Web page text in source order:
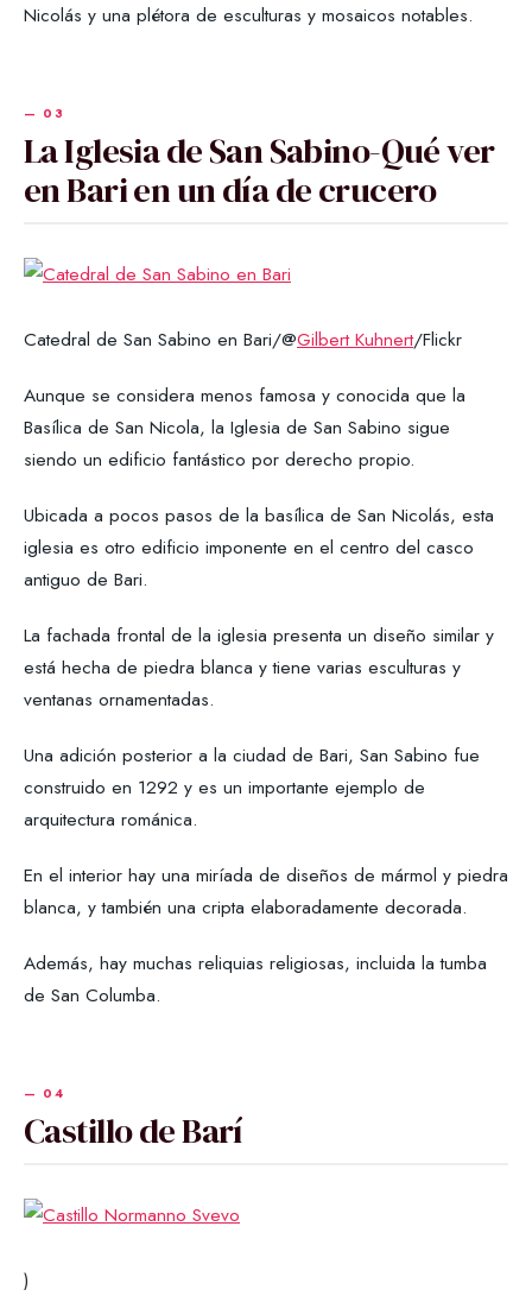
Nicolás y una plétora de esculturas y mosaicos notables.
La Iglesia de San Sabino-Qué ver
en Bari en un día de crucero
Catedral de San Sabino en Bari/@Gilbert Kuhnert/Flickr
Aunque se considera menos famosa y conocida que la
Basílica de San Nicola, la Iglesia de San Sabino sigue
siendo un edificio fantástico por derecho propio.
Ubicada a pocos pasos de la basílica de San Nicolás, esta
iglesia es otro edificio imponente en el centro del casco
antiguo de Bari.
La fachada frontal de la iglesia presenta un diseño similar y
está hecha de piedra blanca y tiene varias esculturas y
ventanas ornamentadas.
Una adición posterior a la ciudad de Bari, San Sabino fue
construido en 1292 y es un importante ejemplo de
arquitectura románica.
En el interior hay una miríada de diseños de mármol y piedra
blanca, y también una cripta elaboradamente decorada.
Además, hay muchas reliquias religiosas, incluida la tumba
de San Columba.
Castillo de Barí
)